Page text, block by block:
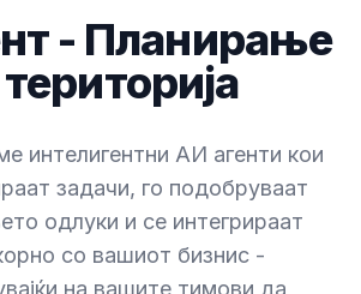
- Планирање
интелигентни АИ агенти кои
задачи, го подобруваат
одлуки и се интегрираат
со вашиот бизнис -
на вашите тимови да